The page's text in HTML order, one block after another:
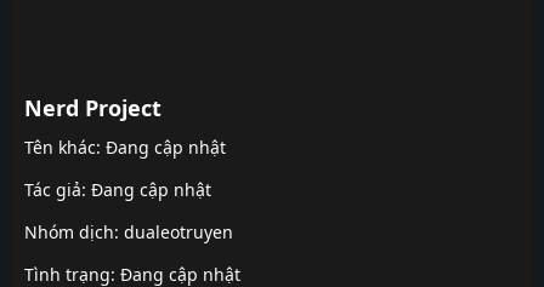
Nerd Project
Tên khác: Đang cập nhật
Tác giả: Đang cập nhật
Nhóm dịch: dualeotruyen
Tình trạng: Đang cập nhật